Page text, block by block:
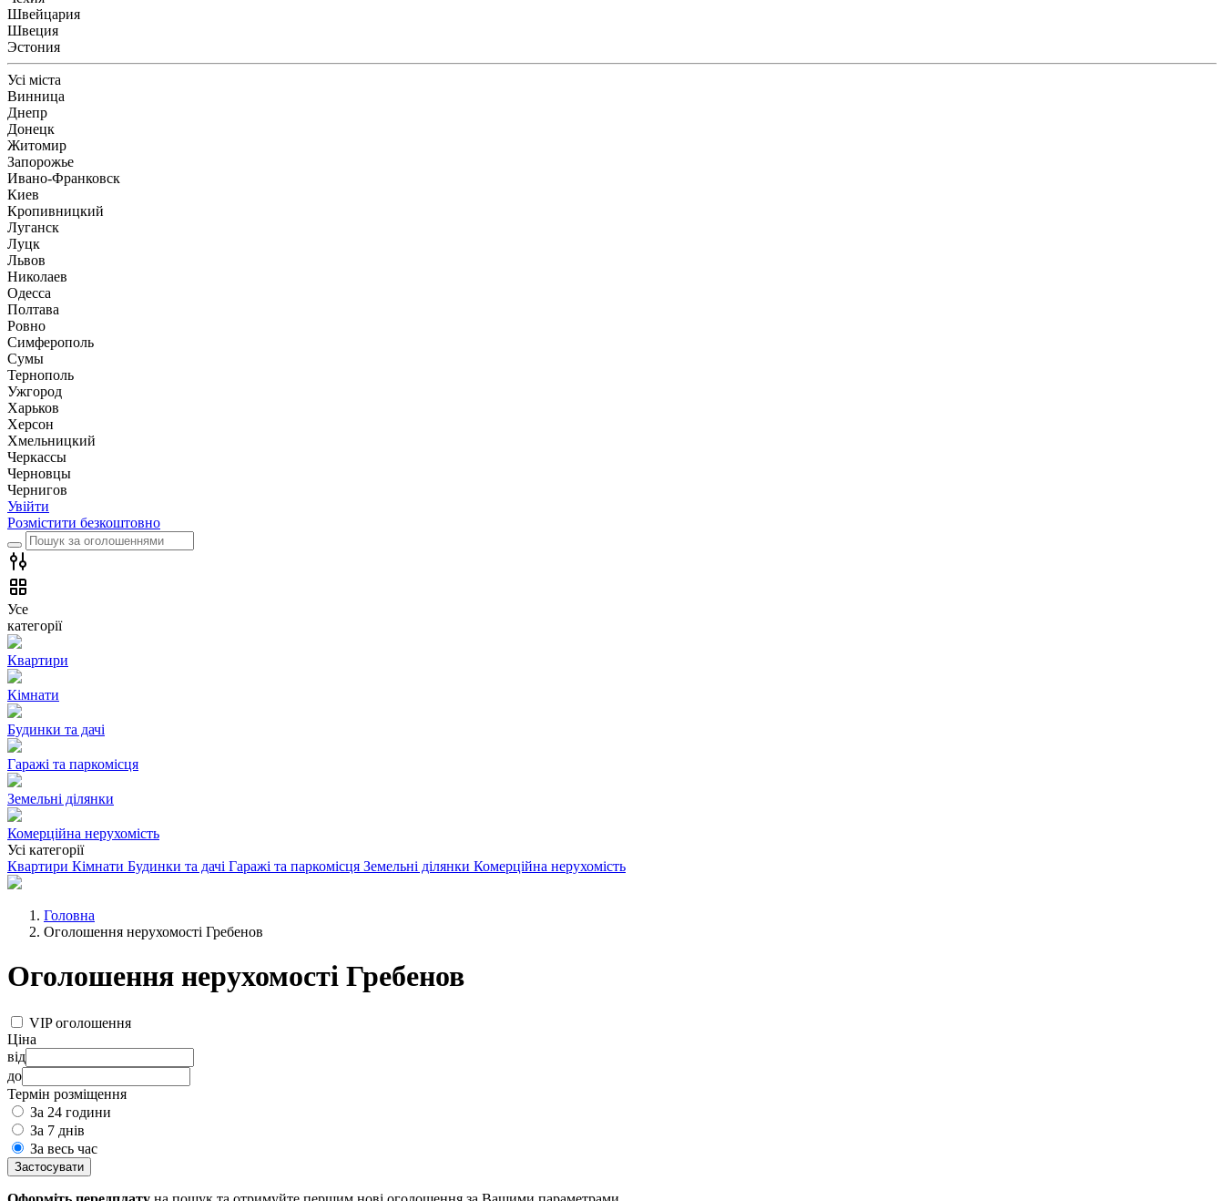
Швейцария
Швеция
Эстония
Усі міста
Винница
Днепр
Донецк
Житомир
Запорожье
Ивано-Франковск
Киев
Кропивницкий
Луганск
Луцк
Львов
Николаев
Одесса
Полтава
Ровно
Симферополь
Сумы
Тернополь
Ужгород
Харьков
Херсон
Хмельницкий
Черкассы
Чернoвцы
Чернигов
Увійти
Розмістити безкоштовно
Усе
категорії
Квартири
Кімнати
Будинки та дачі
Гаражі та паркомісця
Земельні ділянки
Комерційна нерухомість
Усі категорії
Квартири Кімнати Будинки та дачі Гаражі та паркомісця Земельні ділянки Комерційна нерухомість
Головна
Оголошення нерухомості Гребенов
Оголошення нерухомості Гребенов
VIP оголошення
Ціна
від
до
Термін розміщення
За 24 години
За 7 днів
За весь час
Застосувати